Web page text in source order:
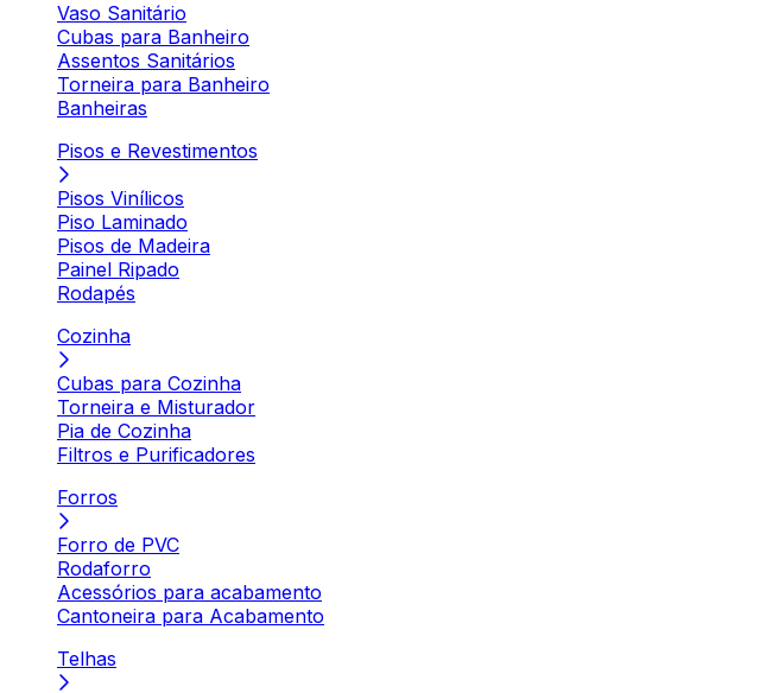
Vaso Sanitário
Cubas para Banheiro
Assentos Sanitários
Torneira para Banheiro
Banheiras
Pisos e Revestimentos
Pisos Vinílicos
Piso Laminado
Pisos de Madeira
Painel Ripado
Rodapés
Cozinha
Cubas para Cozinha
Torneira e Misturador
Pia de Cozinha
Filtros e Purificadores
Forros
Forro de PVC
Rodaforro
Acessórios para acabamento
Cantoneira para Acabamento
Telhas